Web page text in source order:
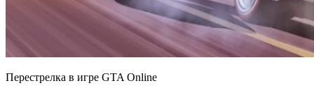
Перестрелка в игре GTA Online